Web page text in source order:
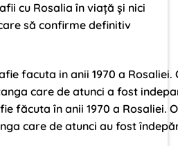
cu Rosalia în viață și nici
să confirme definitiv
făcuta în anii 1970 a Rosaliei.
care de atunci au fost